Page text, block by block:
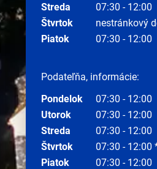
Streda
07:30 - 12:00
Štvrtok
nestránkový
Piatok
07:30 - 12:00
Podateľňa, informácie:
Pondelok
07:30 - 12:00
Utorok
07:30 - 12:00
Streda
07:30 - 12:00
Štvrtok
07:30 - 12:00
Piatok
07:30 - 12:00